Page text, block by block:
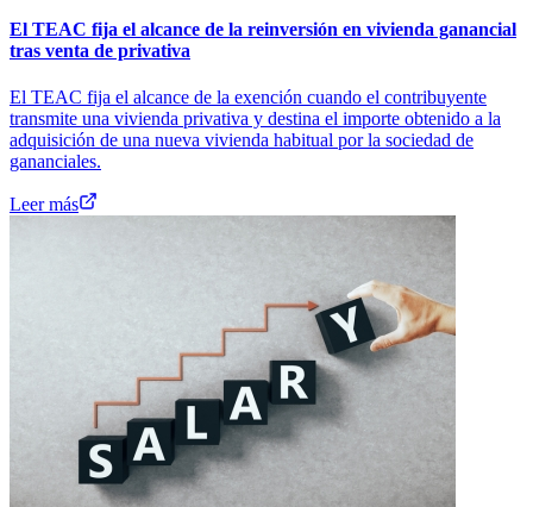
El TEAC fija el alcance de la reinversión en vivienda ganancial
tras venta de privativa
El TEAC fija el alcance de la exención cuando el contribuyente
transmite una vivienda privativa y destina el importe obtenido a la
adquisición de una nueva vivienda habitual por la sociedad de
gananciales.
Leer más